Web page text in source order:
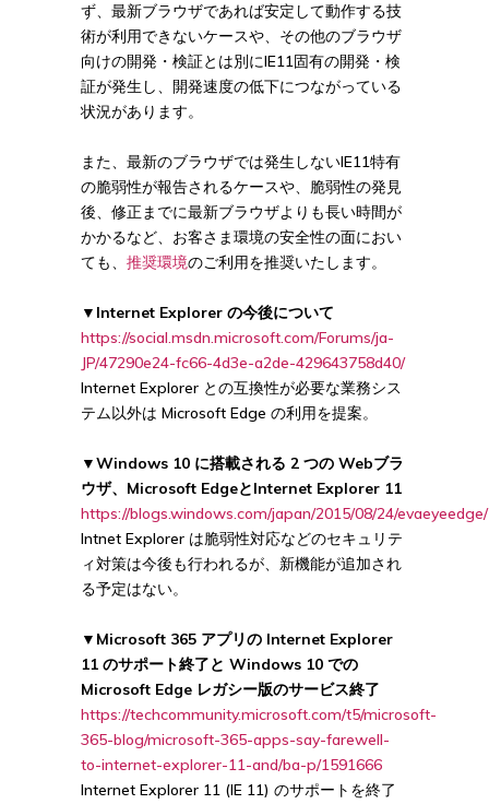
ず、最新ブラウザであれば安定して動作する技
術が利用できないケースや、その他のブラウザ
向けの開発・検証とは別にIE11固有の開発・検
証が発生し、開発速度の低下につながっている
状況があります。
また、最新のブラウザでは発生しないIE11特有
の脆弱性が報告されるケースや、脆弱性の発見
後、修正までに最新ブラウザよりも長い時間が
かかるなど、お客さま環境の安全性の面におい
ても、 推奨環境のご利用を推奨いたします。
▼ Internet Explorer の今後について
https://social.msdn.microsoft.com/Forums/ja-
JP/47290e24-fc66-4d3e-a2de-429643758d40/
Internet Explorer との互換性が必要な業務シス
テム以外は Microsoft Edge の利用を提案。
▼Windows 10 に搭載される 2 つの Webブラ
ウザ、Microsoft EdgeとInternet Explorer 11
https://blogs.windows.com/japan/2015/08/24/evaeyeedge/
Intnet Explorer は脆弱性対応などのセキュリテ
ィ対策は今後も行われるが、新機能が追加され
る予定はない。
▼Microsoft 365 アプリの Internet Explorer
11 のサポート終了と Windows 10 での
Microsoft Edge レガシー版のサービス終了
https://techcommunity.microsoft.com/t5/microsoft-
365-blog/microsoft-365-apps-say-farewell-
to-internet-explorer-11-and/ba-p/1591666
Internet Explorer 11 (IE 11) のサポートを終了